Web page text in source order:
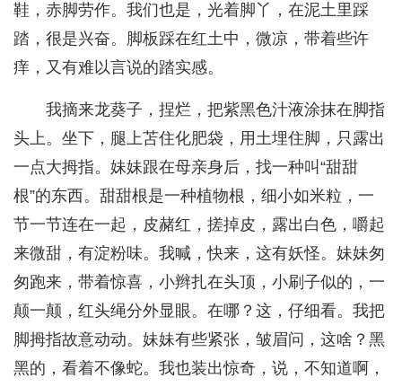
鞋，赤脚劳作。我们也是，光着脚丫，在泥土里踩
踏，很是兴奋。脚板踩在红土中，微凉，带着些许
痒，又有难以言说的踏实感。
我摘来龙葵子，捏烂，把紫黑色汁液涂抹在脚指
头上。坐下，腿上苫住化肥袋，用土埋住脚，只露出
一点大拇指。妹妹跟在母亲身后，找一种叫“甜甜
根”的东西。甜甜根是一种植物根，细小如米粒，一
节一节连在一起，皮赭红，搓掉皮，露出白色，嚼起
来微甜，有淀粉味。我喊，快来，这有妖怪。妹妹匆
匆跑来，带着惊喜，小辫扎在头顶，小刷子似的，一
颠一颠，红头绳分外显眼。在哪？这，仔细看。我把
脚拇指故意动动。妹妹有些紧张，皱眉问，这啥？黑
黑的，看着不像蛇。我也装出惊奇，说，不知道啊，